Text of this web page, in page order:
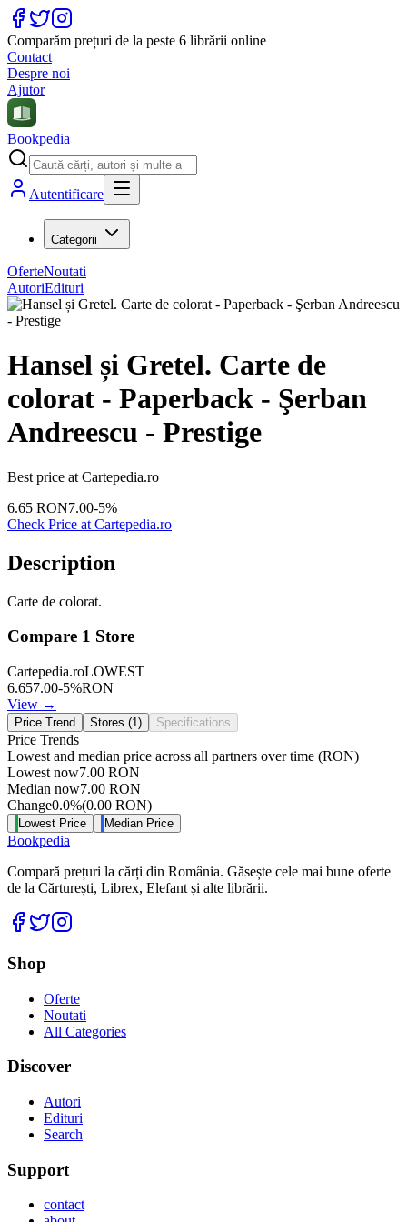
Comparăm prețuri de la peste 6 librării online
Contact
Despre noi
Ajutor
Bookpedia
Autentificare
Categorii
OferteNoutati
AutoriEdituri
Hansel și Gretel. Carte de
colorat - Paperback - Şerban
Andreescu - Prestige
Best price at Cartepedia.ro
6.65 RON7.00-5%
Check Price at Cartepedia.ro
Description
Carte de colorat.
Compare 1 Store
Cartepedia.roLOWEST
6.657.00-5%RON
View →
Price Trend Stores (1) Specifications
Price Trends
Lowest and median price across all partners over time (RON)
Lowest now7.00 RON
Median now7.00 RON
Change0.0%(0.00 RON)
Lowest Price Median Price
Bookpedia
Compară prețuri la cărți din România. Găsește cele mai bune oferte
de la Cărturești, Librex, Elefant și alte librării.
Facebook
Twitter
Shop
Oferte
Noutati
All Categories
Discover
Autori
Edituri
Search
Support
contact